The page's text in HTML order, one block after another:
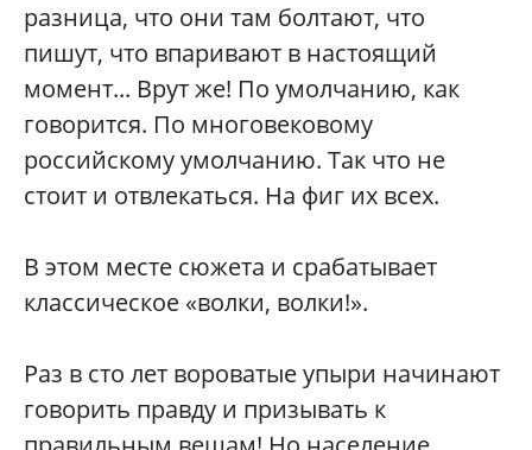
разница, что они там болтают, что
пишут, что впаривают в настоящий
момент... Врут же! По умолчанию, как
говорится. По многовековому
российскому умолчанию. Так что не
стоит и отвлекаться. На фиг их всех.
В этом месте сюжета и срабатывает
классическое «волки, волки!».
Раз в сто лет вороватые упыри начинают
говорить правду и призывать к